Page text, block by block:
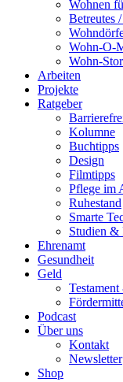
Wohnen
Betreutes
Wohn-O-
Wohn-
Arbeiten
Projekte
Ratgeber
Kolumne
Buchtipps
Design
Filmtipps
Pflege im
Ruhestand
Smarte
Studien &
Ehrenamt
Gesundheit
Geld
Podcast
Über uns
Kontakt
Newsletter
Shop